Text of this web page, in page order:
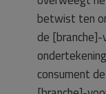
betwist ten
de
consument